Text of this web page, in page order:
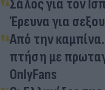
Σάλος για τον
Έρευνα για
Από την
πτήση με
OnlyFans